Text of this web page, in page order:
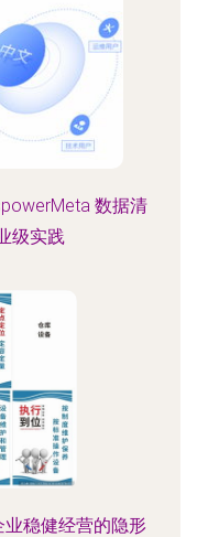
数据清
级实践
稳健经营的隐形